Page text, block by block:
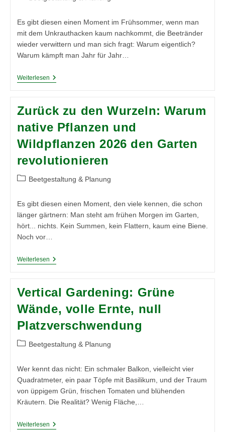
Es gibt diesen einen Moment im Frühsommer, wenn man
mit dem Unkrauthacken kaum nachkommt, die Beetränder
wieder verwittern und man sich fragt: Warum eigentlich?
Warum kämpft man Jahr für Jahr…
WeiterlesenWeniger
Wie
Als
Unterpflanzung
Ihren
Alltag
Erleichtern
Zurück zu den Wurzeln: Warum
native Pflanzen und
Wildpflanzen 2026 den Garten
revolutionieren
Beitrags-
Beetgestaltung & Planung
Es gibt diesen einen Moment, den viele kennen, die schon
länger gärtnern: Man steht am frühen Morgen im Garten,
hört... nichts. Kein Summen, kein Flattern, kaum eine Biene.
Noch vor…
WeiterlesenZurück
Warum
Pflanzen
Und
Wildpflanzen
2026
Garten
Vertical Gardening: Grüne
Wände, volle Ernte, null
Platzverschwendung
Beitrags-
Beetgestaltung & Planung
Wer kennt das nicht: Ein schmaler Balkon, vielleicht vier
Quadratmeter, ein paar Töpfe mit Basilikum, und der Traum
von üppigem Grün, frischen Tomaten und blühenden
Kräutern. Die Realität? Wenig Fläche,…
WeiterlesenVertical